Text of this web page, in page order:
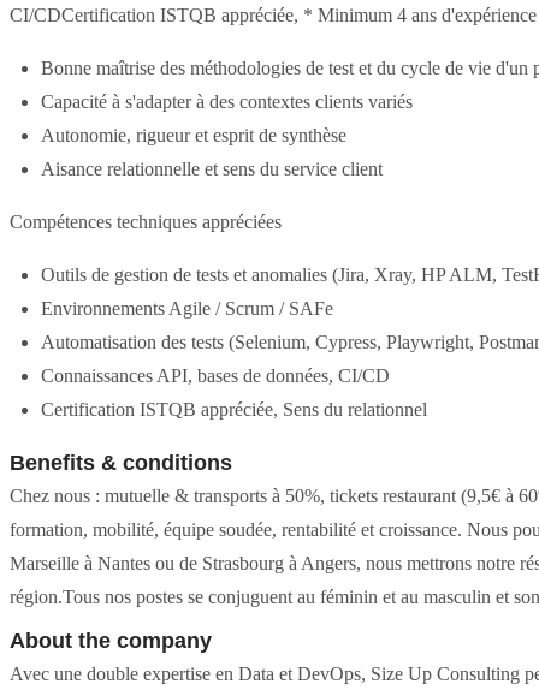
CI/CDCertification ISTQB appréciée, * Minimum 4 ans d'expérience
Bonne maîtrise des méthodologies de test et du cycle de vie d'un
Capacité à s'adapter à des contextes clients variés
Autonomie, rigueur et esprit de synthèse
Aisance relationnelle et sens du service client
Compétences techniques appréciées
Outils de gestion de tests et anomalies (Jira, Xray, HP ALM,
Environnements Agile / Scrum / SAFe
Automatisation des tests (Selenium, Cypress, Playwright,
Connaissances API, bases de données, CI/CD
Certification ISTQB appréciée, Sens du relationnel
Benefits & conditions
Chez nous : mutuelle & transports à 50%, tickets restaurant (9,5€ à
formation, mobilité, équipe soudée, rentabilité et croissance. Nous
Marseille à Nantes ou de Strasbourg à Angers, nous mettrons notre
région.Tous nos postes se conjuguent au féminin et au masculin et
About the company
Avec une double expertise en Data et DevOps, Size Up Consulting